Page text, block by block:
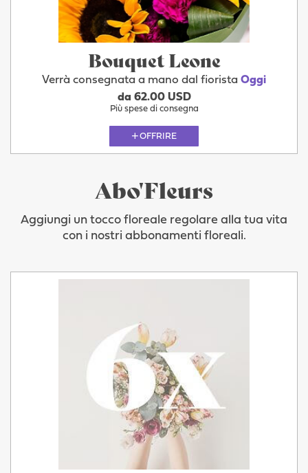
Bouquet Leone
Verrà consegnata a mano dal fiorista Oggi
da 62.00 USD
Più spese di consegna
OFFRIRE
Abo'Fleurs
Aggiungi un tocco floreale regolare alla tua vita
con i nostri abbonamenti floreali.